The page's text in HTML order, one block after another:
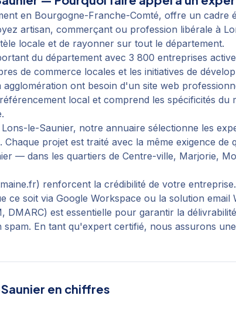
en Bourgogne-Franche-Comté, offre un cadre
artisan, commerçant ou profession libérale à
locale et de rayonner sur tout le département.
du département avec 3 800 entreprises
de commerce locales et les initiatives de
ont besoin d'un site web
local et comprend les spécificités du
Lons-le-Saunier, notre annuaire sélectionne les
. Chaque projet est traité avec la même exigence
— dans les quartiers de Centre-ville, Marjorie,
renforcent la crédibilité de votre
ce soit via Google Workspace ou la solution email
est essentielle pour garantir la
En tant qu'expert certifié, nous assurons
en chiffres